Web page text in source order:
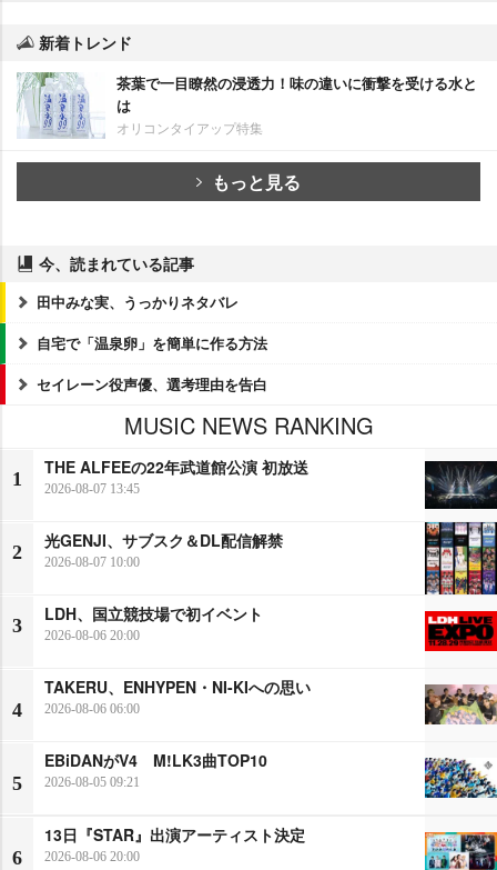
新着トレンド
茶葉で一目瞭然の浸透力！味の違いに衝撃を受ける水と
は
オリコンタイアップ特集
もっと見る
今、読まれている記事
田中みな実、うっかりネタバレ
自宅で「温泉卵」を簡単に作る方法
セイレーン役声優、選考理由を告白
MUSIC NEWS RANKING
1
THE ALFEEの22年武道館公演 初放送
2026-08-07 13:45
2
光GENJI、サブスク＆DL配信解禁
2026-08-07 10:00
3
LDH、国立競技場で初イベント
2026-08-06 20:00
4
TAKERU、ENHYPEN・NI-KIへの思い
2026-08-06 06:00
5
EBiDANがV4 M!LK3曲TOP10
2026-08-05 09:21
6
13日『STAR』出演アーティスト決定
2026-08-06 20:00